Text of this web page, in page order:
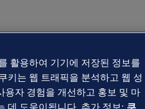
활용하여 기기에 저장된 정보를
키는 웹 트래픽을 분석하고 웹 성
용자 경험을 개선하고 홍보 및 마
데 도움이됩니다. 추가 정보: 쿠